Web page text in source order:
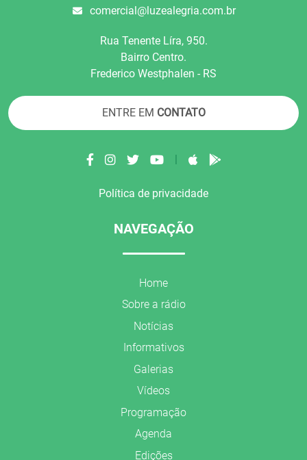
comercial@luzealegria.com.br
Rua Tenente Líra, 950.
Bairro Centro.
Frederico Westphalen - RS
ENTRE EM CONTATO
|
Política de privacidade
NAVEGAÇÃO
Home
Sobre a rádio
Notícias
Informativos
Galerias
Vídeos
Programação
Agenda
Edições